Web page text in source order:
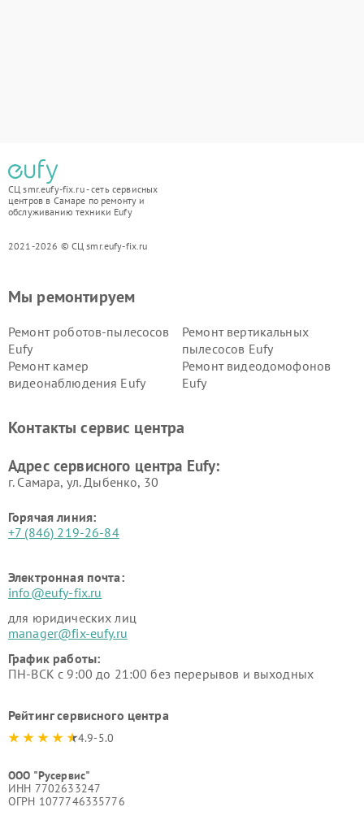
СЦ smr.eufy-fix.ru - сеть сервисных
центров в Самаре по ремонту и
обслуживанию техники Eufy
2021-2026 © СЦ smr.eufy-fix.ru
Мы ремонтируем
Ремонт роботов-пылесосов
Eufy
Ремонт вертикальных
пылесосов Eufy
Ремонт камер
видеонаблюдения Eufy
Ремонт видеодомофонов
Eufy
Контакты сервис центра
Адрес сервисного центра Eufy:
г. Самара, ул. Дыбенко, 30
Горячая линия:
+7 (846) 219-26-84
Электронная почта:
info@eufy-fix.ru
для юридических лиц
manager@fix-eufy.ru
График работы:
ПН-ВСК с 9:00 до 21:00 без перерывов и выходных
Рейтинг сервисного центра
4.9-5.0
ООО "Русервис"
ИНН 7702633247
ОГРН 1077746335776